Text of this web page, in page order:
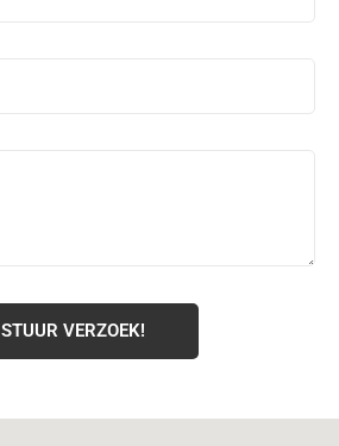
STUUR VERZOEK!